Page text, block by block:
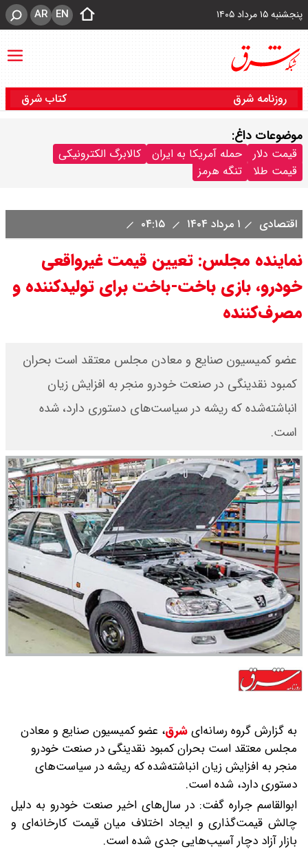
پنجشنبه ۱۵ مرداد ۱۴۰۵ EN
AR
روزنامه شرق کتاب شرق
موضوعات داغ:
قیمت دلار حمله آمریکا به ایران
کالابرگ الکترونیکی
قیمت طلا
تنگه هرمز
اقتصادی ۱ مرداد ۱۴۰۴
نماینده مجلس: تعیین قیمت غیرواقعی
خودرو‌، بازی باخت‌-باخت برای تولید‌کننده و
مصرف‌کننده
عضو کمیسیون صنایع و معادن مجلس معتقد است‌ بحران
کمبود نقدینگی در صنعت خودرو منجر به افزایش زیان
انباشته‌شده‌ که ریشه در سیاست‌های دستوری دارد، شده
است.
به گزارش گروه رسانه‌ایشرق، عضو کمیسیون صنایع و معادن
مجلس معتقد است‌ بحران کمبود نقدینگی در صنعت خودرو
منجر به افزایش زیان انباشته‌شده‌ که ریشه در سیاست‌های
دستوری دارد، شده است.
ابوالقاسم جراره گفت: در سال‌های اخیر صنعت خودرو به دلیل
چالش قیمت‌گذاری و ایجاد اختلاف میان قیمت کارخانه‌ای و
بازار آزاد دچار آسیب‌هایی جدی شده است.